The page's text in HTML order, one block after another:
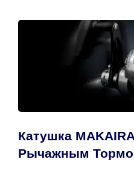
Катушка
Рычажным